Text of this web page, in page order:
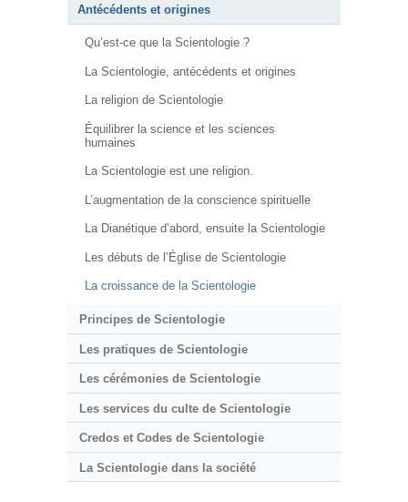
Antécédents et origines
Qu’est-ce que la Scientologie ?
La Scientologie, antécédents et origines
La religion de Scientologie
Équilibrer la science et les sciences
humaines
La Scientologie est une religion.
L’augmentation de la conscience spirituelle
La Dianétique d’abord, ensuite la Scientologie
Les débuts de l’Église de Scientologie
La croissance de la Scientologie
Principes de Scientologie
Les pratiques de Scientologie
Les cérémonies de Scientologie
Les services du culte de Scientologie
Credos et Codes de Scientologie
La Scientologie dans la société